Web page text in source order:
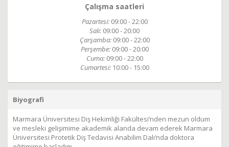
Çalışma saatleri
Pazartesi: 09:00 - 22:00
Salı: 09:00 - 20:00
Çarşamba: 09:00 - 22:00
Perşembe: 09:00 - 20:00
Cuma: 09:00 - 22:00
Cumartesi: 10:00 - 15:00
Biyografi
Marmara Üniversitesi Diş Hekimliği Fakültesi’nden mezun oldum
ve mesleki gelişimime akademik alanda devam ederek Marmara
Üniversitesi Protetik Diş Tedavisi Anabilim Dalı’nda doktora